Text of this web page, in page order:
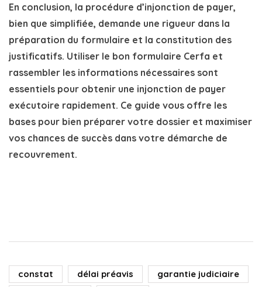
En conclusion, la procédure d’injonction de payer,
bien que simplifiée, demande une rigueur dans la
préparation du formulaire et la constitution des
justificatifs. Utiliser le bon formulaire Cerfa et
rassembler les informations nécessaires sont
essentiels pour obtenir une injonction de payer
exécutoire rapidement. Ce guide vous offre les
bases pour bien préparer votre dossier et maximiser
vos chances de succès dans votre démarche de
recouvrement.
constat délai préavis
garantie judiciaire